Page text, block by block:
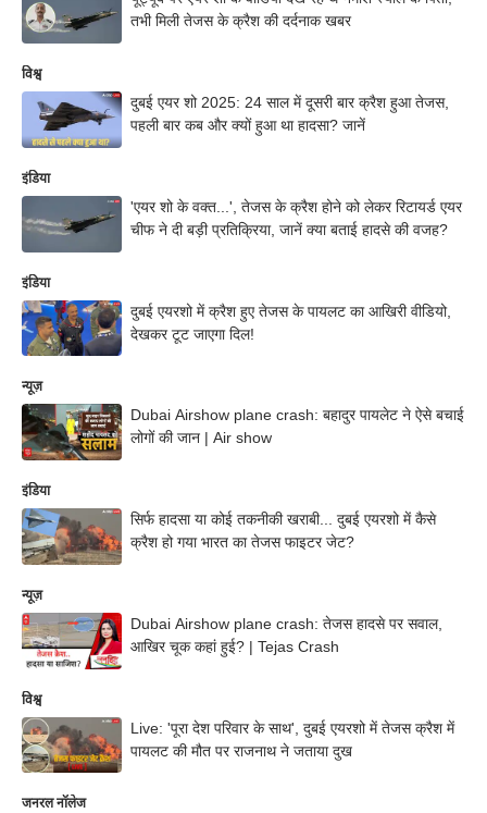
तभी मिली तेजस के क्रैश की दर्दनाक खबर
विश्व
दुबई एयर शो 2025: 24 साल में दूसरी बार क्रैश हुआ तेजस,
पहली बार कब और क्यों हुआ था हादसा? जानें
इंडिया
'एयर शो के वक्त...', तेजस के क्रैश होने को लेकर रिटायर्ड एयर
चीफ ने दी बड़ी प्रतिक्रिया, जानें क्या बताई हादसे की वजह?
इंडिया
दुबई एयरशो में क्रैश हुए तेजस के पायलट का आखिरी वीडियो,
देखकर टूट जाएगा दिल!
न्यूज़
Dubai Airshow plane crash: बहादुर पायलेट ने ऐसे बचाई
लोगों की जान | Air show
इंडिया
सिर्फ हादसा या कोई तकनीकी खराबी... दुबई एयरशो में कैसे
क्रैश हो गया भारत का तेजस फाइटर जेट?
न्यूज़
Dubai Airshow plane crash: तेजस हादसे पर सवाल,
आखिर चूक कहां हुई? | Tejas Crash
विश्व
Live: 'पूरा देश परिवार के साथ', दुबई एयरशो में तेजस क्रैश में
पायलट की मौत पर राजनाथ ने जताया दुख
जनरल नॉलेज